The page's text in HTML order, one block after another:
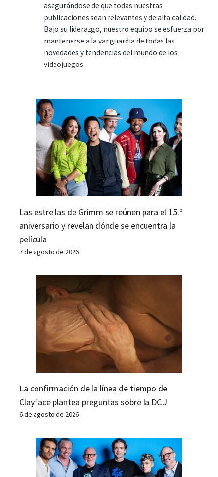
asegurándose de que todas nuestras
publicaciones sean relevantes y de alta calidad.
Bajo su liderazgo, nuestro equipo se esfuerza por
mantenerse a la vanguardia de todas las
novedades y tendencias del mundo de los
videojuegos.
Las estrellas de Grimm se reúnen para el 15.º
aniversario y revelan dónde se encuentra la
película
7 de agosto de 2026
La confirmación de la línea de tiempo de
Clayface plantea preguntas sobre la DCU
6 de agosto de 2026